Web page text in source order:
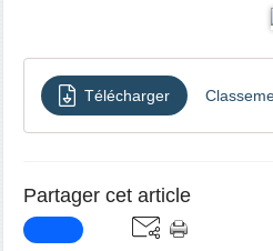
Télécharger
Partager cet article